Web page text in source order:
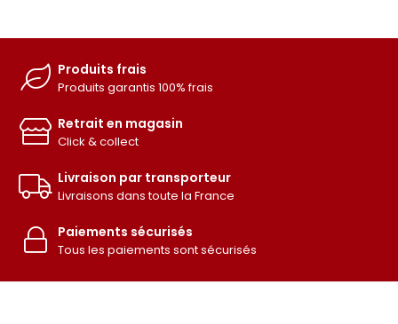
Produits frais
Produits garantis 100% frais
Retrait en magasin
Click & collect
Livraison par transporteur
Livraisons dans toute la France
Paiements sécurisés
Tous les paiements sont sécurisés